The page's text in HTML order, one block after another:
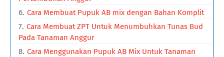
Cara Membuat Pupuk AB mix dengan Bahan Komplit
Cara Membuat ZPT Untuk Menumbuhkan Tunas Bud
Pada Tanaman Anggur
Cara Menggunakan Pupuk AB Mix Untuk Tanaman